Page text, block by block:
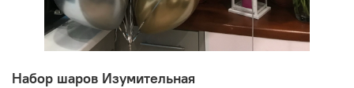
Набор шаров Изумительная